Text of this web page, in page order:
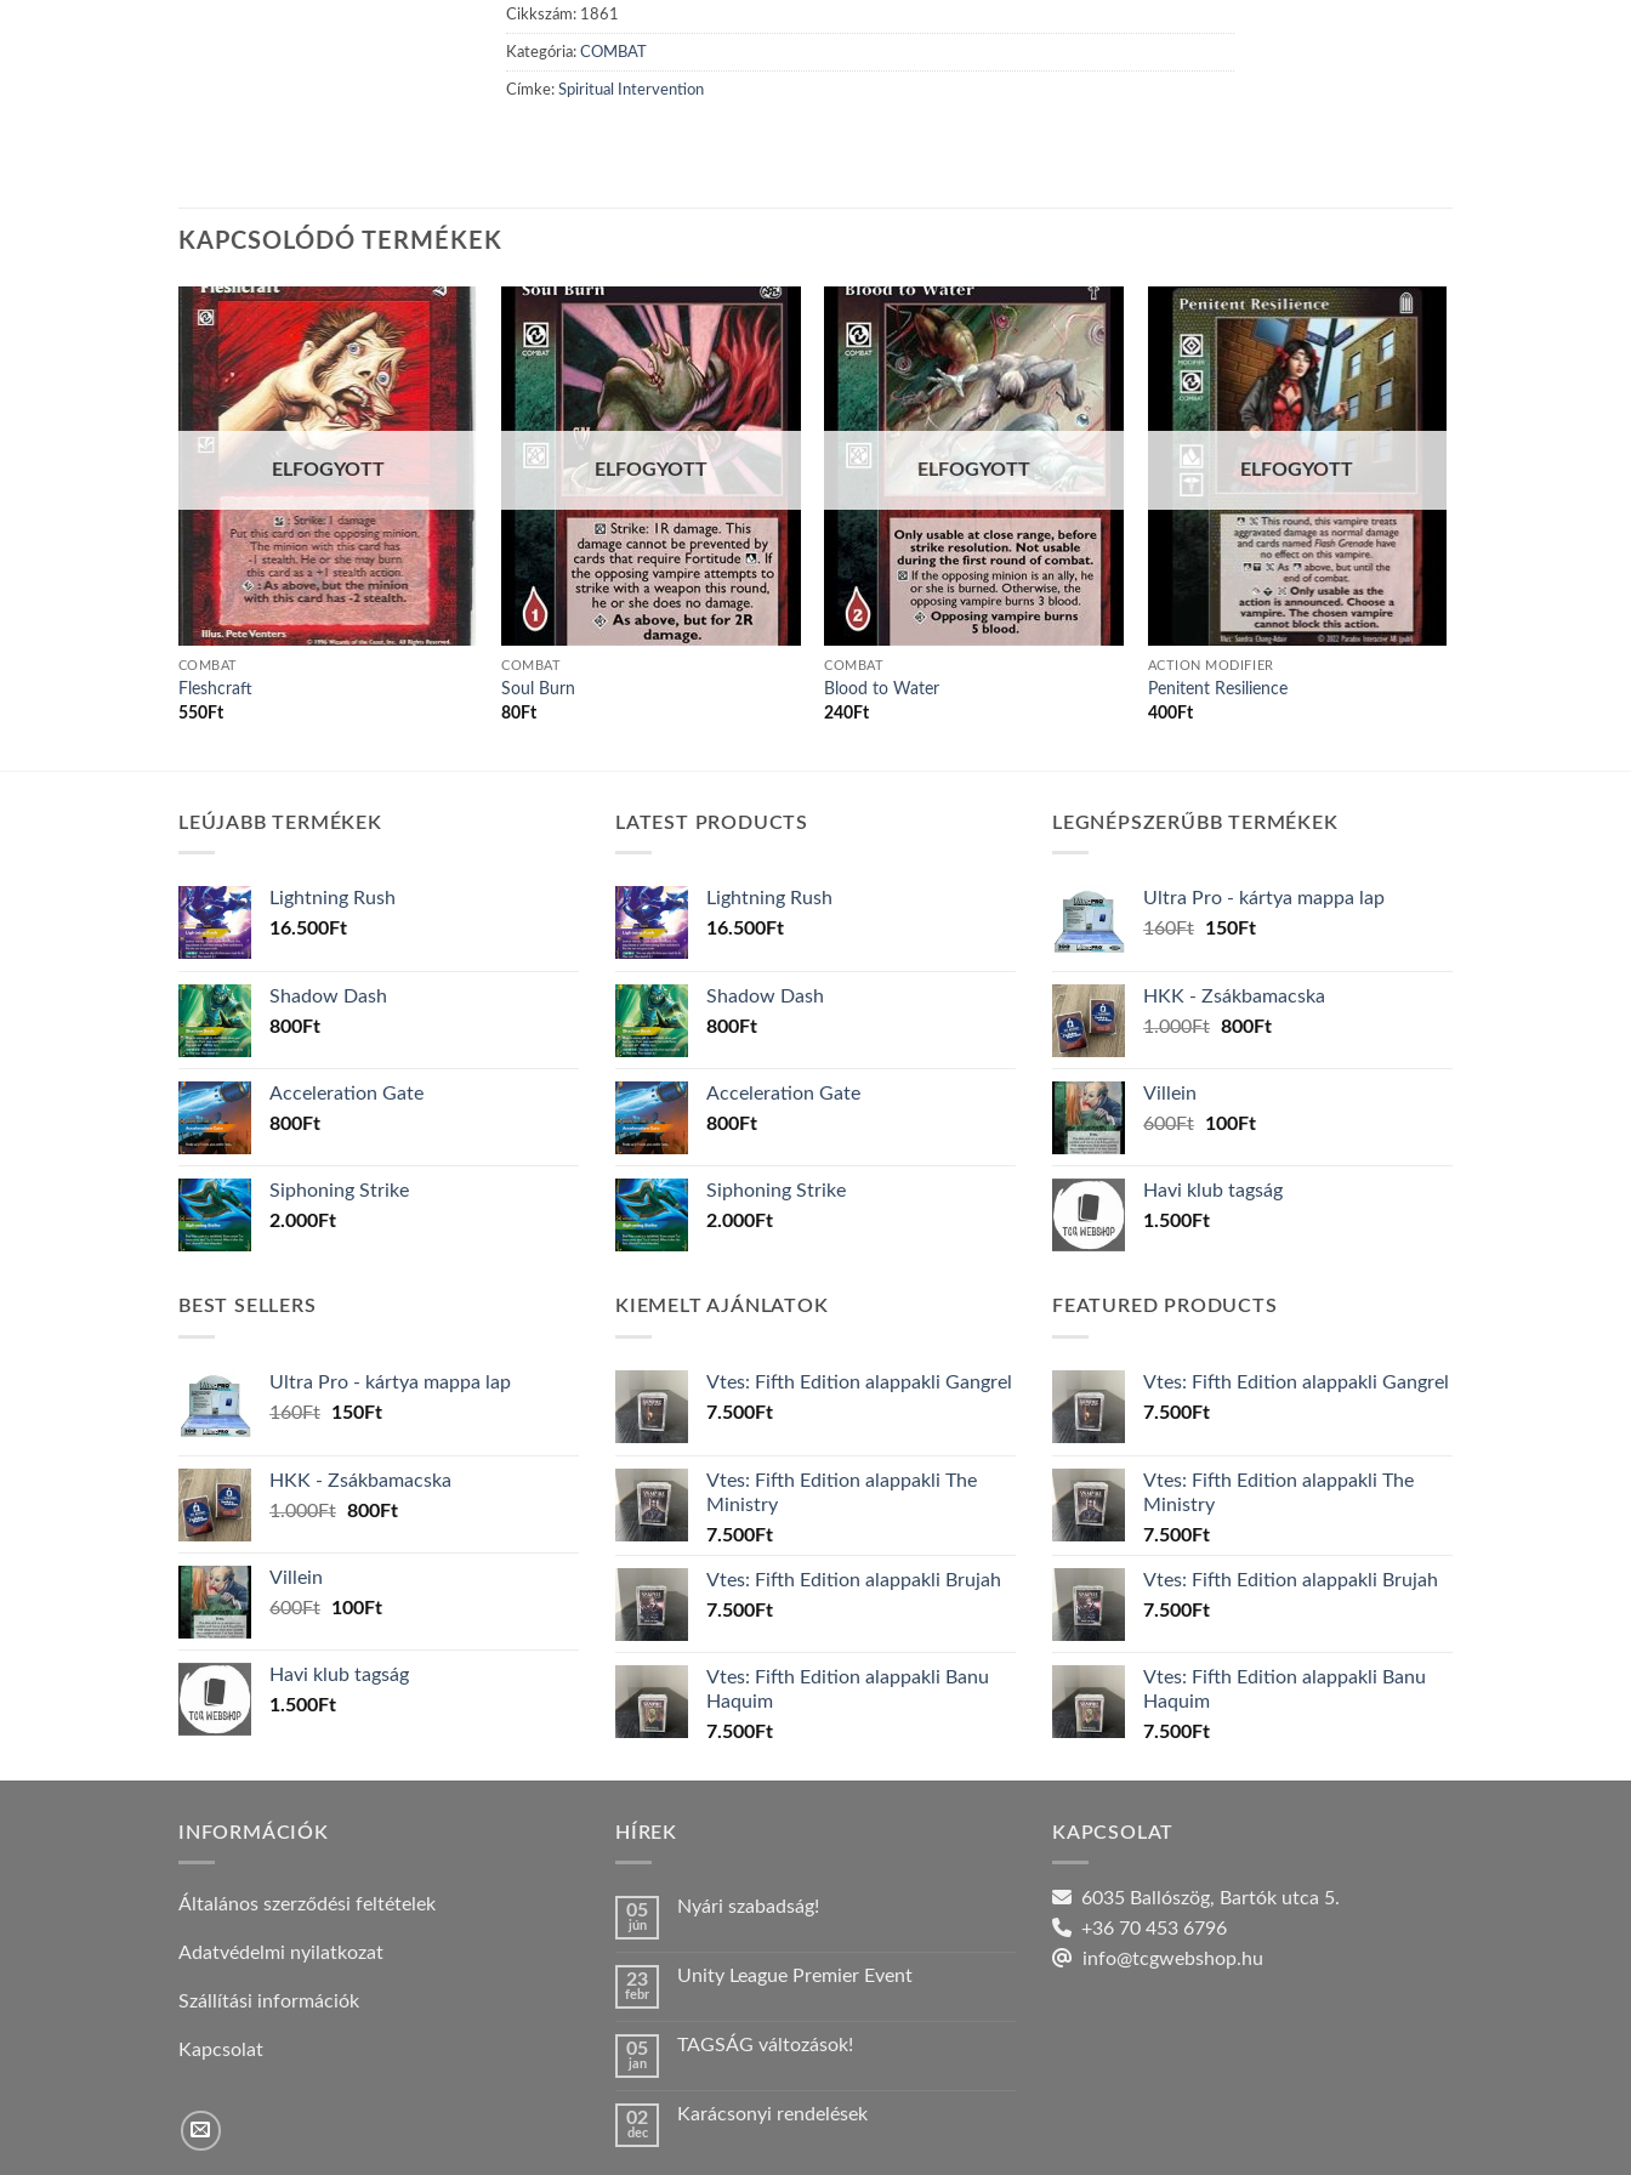
Cikkszám: 1861
Kategória: COMBAT
Címke: Spiritual Intervention
KAPCSOLÓDÓ TERMÉKEK
Add to
wishlist
ELFOGYOTT
COMBAT
Fleshcraft
550Ft
Add to
wishlist
ELFOGYOTT
COMBAT
Soul Burn
80 Ft
Add to
wishlist
ELFOGYOTT
COMBAT
Blood to Water
240 Ft
Add to
ELFOGYOTT
ACTION MODIFIER
Penitent Resilience
400Ft
LEÚJABB TERMÉKEK
Lightning Rush
16.500Ft
Shadow Dash
800Ft
Acceleration Gate
800Ft
Siphoning Strike
2.000Ft
LATEST PRODUCTS
Lightning Rush
16.500Ft
Shadow Dash
800Ft
Acceleration Gate
800Ft
Siphoning Strike
2.000Ft
LEGNÉPSZERŰBB TERMÉKEK
Ultra Pro - kártya mappa lap
160Ft
Original
160Ft.
150FtCurrent
150Ft.
HKK - Zsákbamacska
1.000Ft Original
800FtCurrent
Villein
600Ft
Original
600Ft.
100FtCurrent
100Ft.
Havi klub tagság
1.500Ft
BEST SELLERS
Ultra Pro - kártya mappa lap
160Ft
Original
160Ft.
150FtCurrent
150Ft.
HKK - Zsákbamacska
1.000Ft Original
800FtCurrent
Villein
600Ft
Original
600Ft.
100FtCurrent
100Ft.
Havi klub tagság
1.500Ft
KIEMELT AJÁNLATOK
Vtes: Fifth Edition alappakli Gangrel
7.500Ft
Vtes: Fifth Edition alappakli The
Ministry
7.500Ft
Vtes: Fifth Edition alappakli Brujah
7.500Ft
Vtes: Fifth Edition alappakli Banu
Haquim
7.500Ft
FEATURED PRODUCTS
Vtes: Fifth Edition alappakli Gangrel
7.500Ft
Vtes: Fifth Edition alappakli The
Ministry
7.500Ft
Vtes: Fifth Edition alappakli Brujah
7.500Ft
Vtes: Fifth Edition alappakli Banu
Haquim
7.500Ft
INFORMÁCIÓK
Általános szerződési feltételek
Adatvédelmi nyilatkozat
Szállítási információk
Kapcsolat
HÍREK
05
jún
Nyári szabadság!
Nyári
23
febr
Unity League Premier Event
Unity
bejegyzéshez
05
jan
TAGSÁG változások!
TAGSÁG
02
dec
Karácsonyi rendelések
KAPCSOLAT
6035 Ballószög, Bartók utca 5.
+36 70 453 6796
info@tcgwebshop.hu